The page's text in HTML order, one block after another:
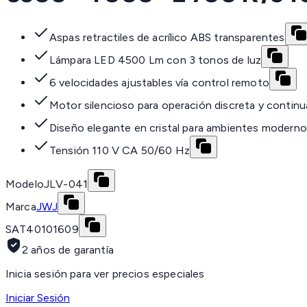
Aspas retractiles de acrílico ABS transparentes
Lámpara LED 4500 Lm con 3 tonos de luz
6 velocidades ajustables vía control remoto
Motor silencioso para operación discreta y
Diseño elegante en cristal para ambientes
Tensión 110 V CA 50/60 Hz
ModeloJLV-041
MarcaJWJ
SAT40101609
2 años de garantía
Inicia sesión para ver precios especiales
Iniciar Sesión